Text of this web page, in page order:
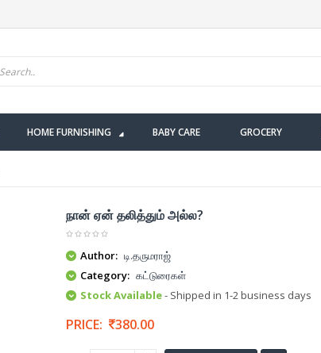
HOME FURNISHING BABY CARE GROCERY
நான் ஏன் தலித்தும் அல்ல?
Author: டி.தருமராஜ்
Category: கட்டுரைகள்
Stock Available- Shipped in 1-2 business days
PRICE: 380.00